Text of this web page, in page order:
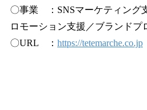
〇事業 ：SNSマーケティング
ロモーション支援／ブランドプ
〇URL ： https://tetemarche.co.jp